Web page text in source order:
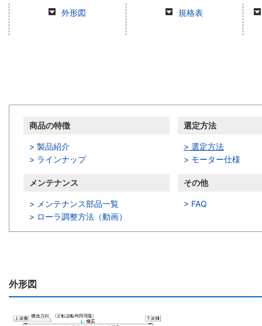
外形図 規格表
商品の特徴
> 製品紹介
> ラインナップ
選定方法
> 選定方法
> モーター仕様
メンテナンス
> メンテナンス部品一覧
> ローラ調整方法（動画）
その他
> FAQ
外形図